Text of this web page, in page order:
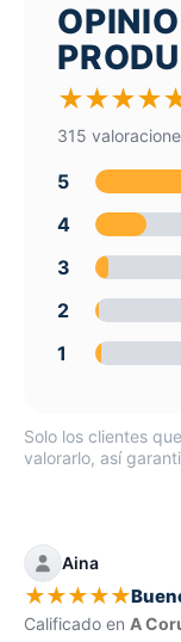
★★★★
315
5
4
3
2
1
Solo los clientes
valorarlo, así
Aina
★★★★★
Calificado en A